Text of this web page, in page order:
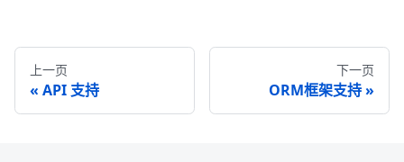
上一页
API 支持
下一页
ORM框架支持